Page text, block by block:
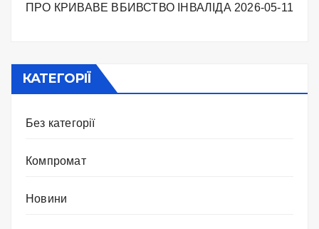
ПРО КРИВАВЕ ВБИВСТВО ІНВАЛІДА 2026-05-11
КАТЕГОРІЇ
Без категорії
Компромат
Новини